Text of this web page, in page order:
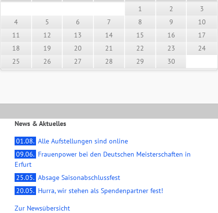
1 2
3
4
5 6 7 8 9
10
11
12 13 14 15 16
17
18
19 20 21 22 23
24
25
26 27 28 29 30
News & Aktuelles
01.08. Alle Aufstellungen sind online
09.06. Frauenpower bei den Deutschen Meisterschaften in
Erfurt
25.05. Absage Saisonabschlussfest
20.05. Hurra, wir stehen als Spendenpartner fest!
Zur Newsübersicht